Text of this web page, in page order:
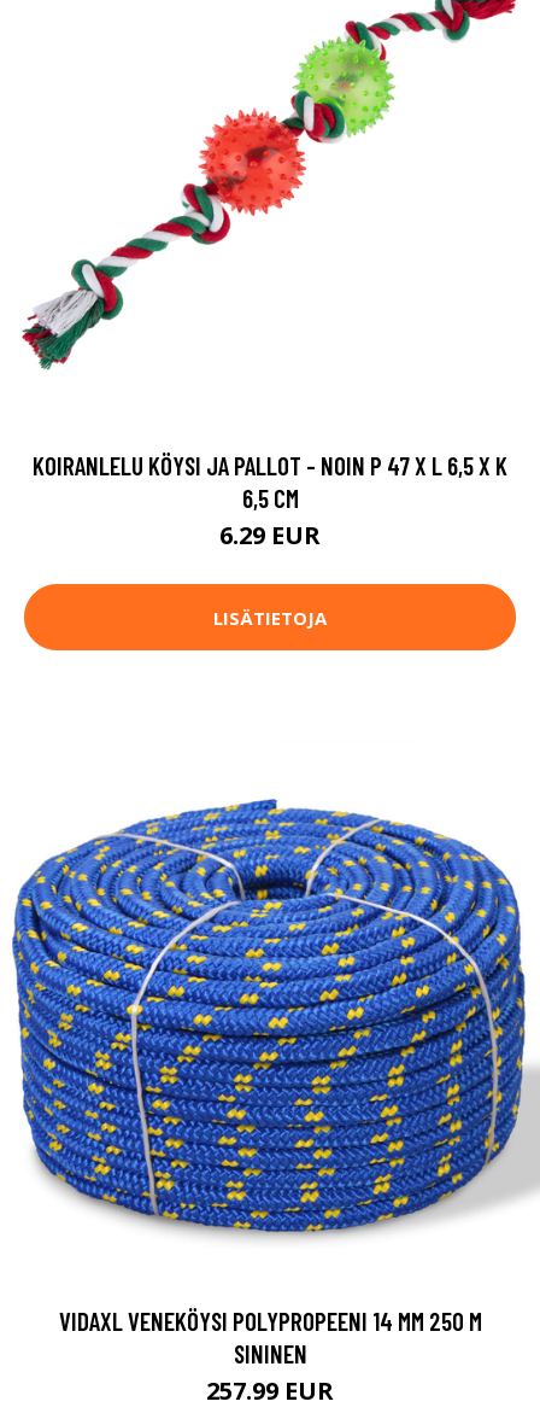
KOIRANLELU KÖYSI JA PALLOT - NOIN P 47 X L 6,5 X K
6,5 CM
6.29 EUR
LISÄTIETOJA
VIDAXL VENEKÖYSI POLYPROPEENI 14 MM 250 M
SININEN
257.99 EUR